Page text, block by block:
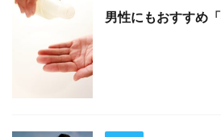
男性にもおすすめ